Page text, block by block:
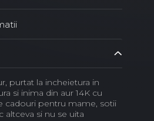
purtat la incheietura in
si inima din aur 14K cu
cadouri pentru mame, sotii
si nu se uita